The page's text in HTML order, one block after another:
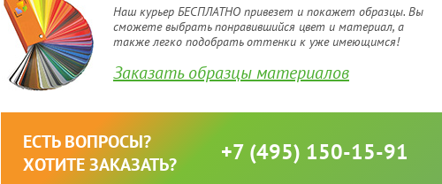
Наш курьер БЕСПЛАТНО привезет и покажет образцы. Вы
сможете выбрать понравившийся цвет и материал, а
также легко подобрать оттенки к уже имеющимся!
Заказать образцы материалов
ЕСТЬ ВОПРОСЫ?
ХОТИТЕ ЗАКАЗАТЬ?
+7 (495) 150-15-91